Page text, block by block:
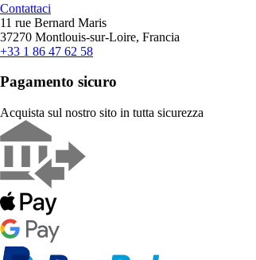
Contattaci
11 rue Bernard Maris
37270 Montlouis-sur-Loire, Francia
+33 1 86 47 62 58
Pagamento sicuro
Acquista sul nostro sito in tutta sicurezza